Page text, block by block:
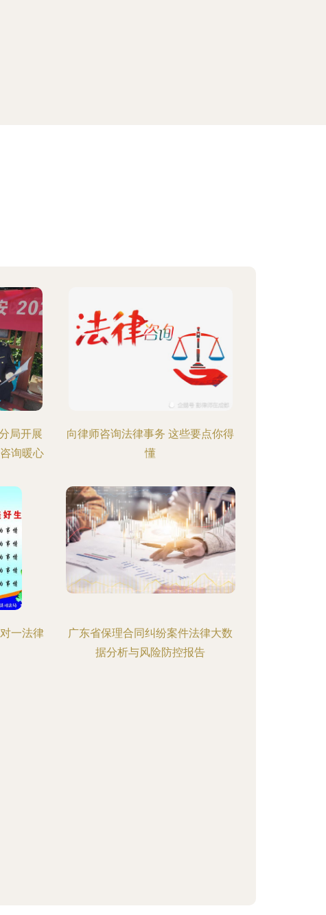
局开展
询暖心
向律师咨询法律事务 这些要点你得
懂
一法律
广东省保理合同纠纷案件法律大数
据分析与风险防控报告